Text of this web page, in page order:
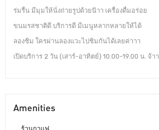
ร่มรื่น มีมุมให้นั่งถ่ายรูปด้วยน๊าา เครื่องดื่มอร่อย
ขนมรสชาติดี บริการดี มีเมนูหลากหลายให้ได้
ลองชิม ใครผ่านลองแวะไปชิมกันได้เลยค่าาา
เปิดบริการ 2 วัน (เสาร์-อาทิตย์) 10.00-19.00 น. จ้าา
Amenities